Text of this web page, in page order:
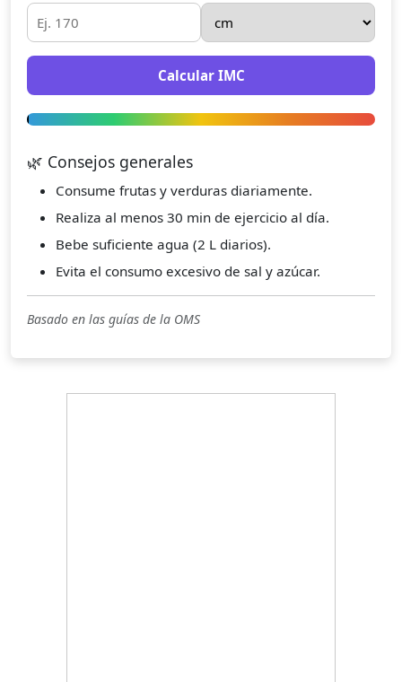
Calcular IMC
🌿 Consejos generales
Consume frutas y verduras diariamente.
Realiza al menos 30 min de ejercicio al día.
Bebe suficiente agua (2 L diarios).
Evita el consumo excesivo de sal y azúcar.
Basado en las guías de la OMS